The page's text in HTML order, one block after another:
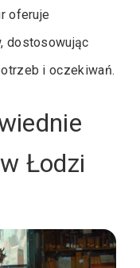
oferuje
dostosowując
i oczekiwań.
Łodzi